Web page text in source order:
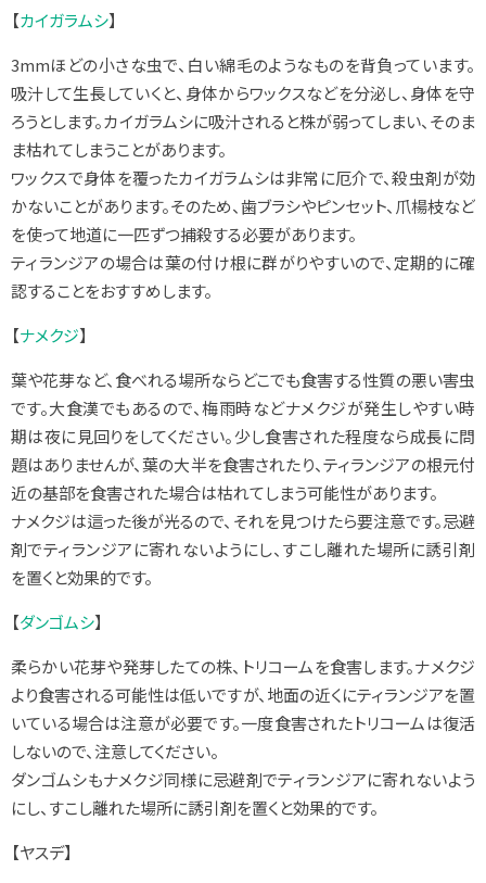
【カイガラムシ】
3mmほどの小さな虫で、白い綿毛のようなものを背負っています。
吸汁して生長していくと、身体からワックスなどを分泌し、身体を守
ろうとします。カイガラムシに吸汁されると株が弱ってしまい、そのま
ま枯れてしまうことがあります。
ワックスで身体を覆ったカイガラムシは非常に厄介で、殺虫剤が効
かないことがあります。そのため、歯ブラシやピンセット、爪楊枝など
を使って地道に一匹ずつ捕殺する必要があります。
ティランジアの場合は葉の付け根に群がりやすいので、定期的に確
認することをおすすめします。
【ナメクジ】
葉や花芽など、食べれる場所ならどこでも食害する性質の悪い害虫
です。大食漢でもあるので、梅雨時などナメクジが発生しやすい時
期は夜に見回りをしてください。少し食害された程度なら成長に問
題はありませんが、葉の大半を食害されたり、ティランジアの根元付
近の基部を食害された場合は枯れてしまう可能性があります。
ナメクジは這った後が光るので、それを見つけたら要注意です。忌避
剤でティランジアに寄れないようにし、すこし離れた場所に誘引剤
を置くと効果的です。
【ダンゴムシ】
柔らかい花芽や発芽したての株、トリコームを食害します。ナメクジ
より食害される可能性は低いですが、地面の近くにティランジアを置
いている場合は注意が必要です。一度食害されたトリコームは復活
しないので、注意してください。
ダンゴムシもナメクジ同様に忌避剤でティランジアに寄れないよう
にし、すこし離れた場所に誘引剤を置くと効果的です。
【ヤスデ】